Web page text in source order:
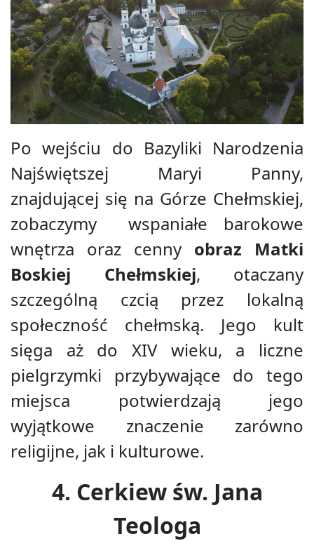
Po wejściu do Bazyliki Narodzenia
Najświętszej Maryi Panny,
znajdującej się na Górze Chełmskiej,
zobaczymy wspaniałe barokowe
wnętrza oraz cenny obraz Matki
Boskiej Chełmskiej, otaczany
szczególną czcią przez lokalną
społeczność chełmską. Jego kult
sięga aż do XIV wieku, a liczne
pielgrzymki przybywające do tego
miejsca potwierdzają jego
wyjątkowe znaczenie zarówno
religijne, jak i kulturowe.
4. Cerkiew św. Jana
Teologa